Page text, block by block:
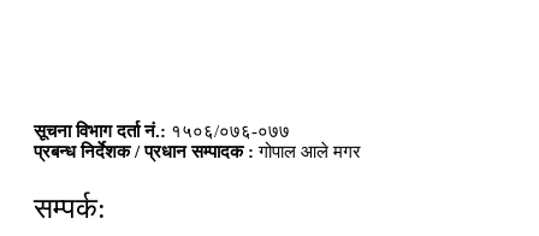
सूचना विभाग दर्ता नं.: १५०६/०७६-०७७
प्रबन्ध निर्देशक / प्रधान सम्पादक : गोपाल आले मगर
सम्पर्क: